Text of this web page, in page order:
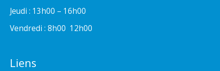
Jeudi : 13h00 – 16h00
Vendredi : 8h00  12h00
Liens